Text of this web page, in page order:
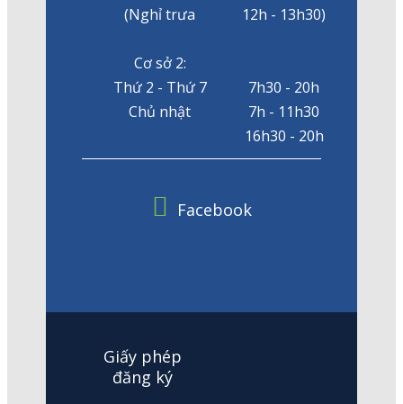
(Nghỉ trưa
12h - 13h30)
Cơ sở 2:
Thứ 2 - Thứ 7
7h30 - 20h
Chủ nhật
7h - 11h30
16h30 - 20h
Facebook
Giấy phép
đăng ký